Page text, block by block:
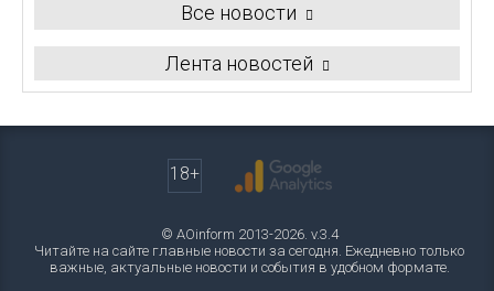
Все новости
Лента новостей
18+
© AOinform 2013-2026. v.3.4
Читайте на сайте главные новости за сегодня. Ежедневно только
важные, актуальные новости и события в удобном формате.